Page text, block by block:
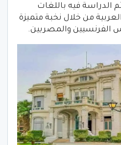
الدراسة فيه باللغات
من خلال نخبة متميزة
الفرنسيين والمصريين.